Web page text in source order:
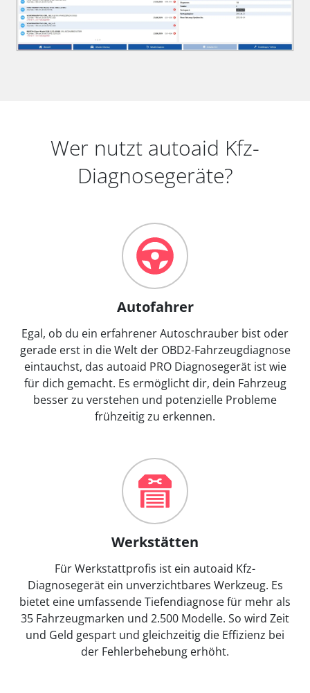
Wer nutzt autoaid Kfz-
Diagnosegeräte?
Autofahrer
Egal, ob du ein erfahrener Autoschrauber bist oder
gerade erst in die Welt der OBD2-Fahrzeugdiagnose
eintauchst, das autoaid PRO Diagnosegerät ist wie
für dich gemacht. Es ermöglicht dir, dein Fahrzeug
besser zu verstehen und potenzielle Probleme
frühzeitig zu erkennen.
Werkstätten
Für Werkstattprofis ist ein autoaid Kfz-
Diagnosegerät ein unverzichtbares Werkzeug. Es
bietet eine umfassende Tiefendiagnose für mehr als
35 Fahrzeugmarken und 2.500 Modelle. So wird Zeit
und Geld gespart und gleichzeitig die Effizienz bei
der Fehlerbehebung erhöht.